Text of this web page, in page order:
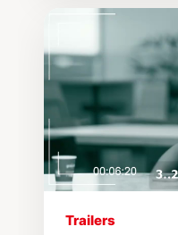
▶
Trailers